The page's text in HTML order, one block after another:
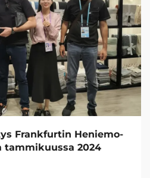
Frankfurtin Heniemo-
tammikuussa 2024